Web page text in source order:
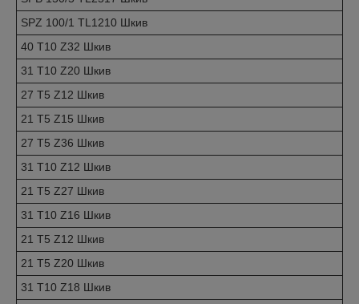
SPZ 100/1 TL1210 Шкив
40 T10 Z32 Шкив
31 T10 Z20 Шкив
27 T5 Z12 Шкив
21 T5 Z15 Шкив
27 T5 Z36 Шкив
31 T10 Z12 Шкив
21 T5 Z27 Шкив
31 T10 Z16 Шкив
21 T5 Z12 Шкив
21 T5 Z20 Шкив
31 T10 Z18 Шкив